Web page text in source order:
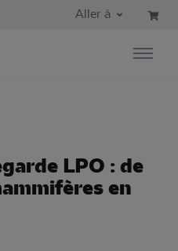
Aller au menu principal
Aller à
LPO : de
en